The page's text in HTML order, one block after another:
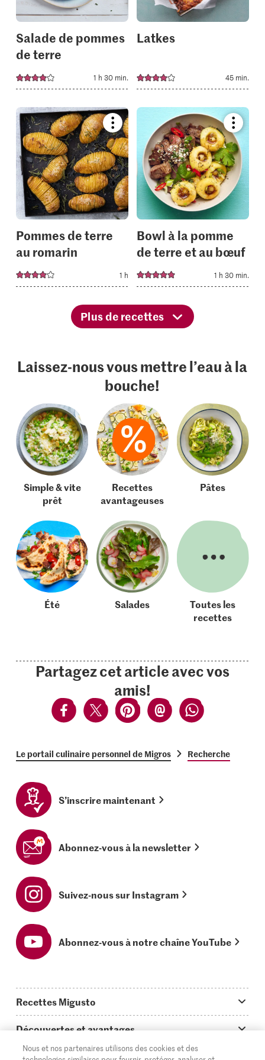
Salade de pommes
de terre
1 h 30 min.
Latkes
45 min.
Bookmark
recipe
or
add
it
to
your
collections.
Pommes de terre
au romarin
1 h
recipe
or
add
it
to
your
Bowl à la pomme
de terre et au bœuf
1 h 30 min.
Plus de recettes
Laissez-nous vous mettre l’eau à la
bouche!
Simple & vite
prêt
Recettes
avantageuses
Pâtes
Été Salades
Toutes les
recettes
Partagez cet article avec vos
amis!
Le portail culinaire personnel de Migros Recherche
S’inscrire maintenant
Abonnez-vous à la newsletter
Suivez-nous sur Instagram
Abonnez-vous à notre chaîne YouTube
Recettes Migusto
Idées de menus
Découvertes et avantages
Trucs & astuces
Informations et généralités
Nous et nos partenaires utilisons des cookies et des